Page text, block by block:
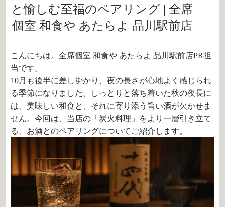
と愉しむ至福のペアリング | 全席
個室 和食や あたらよ 品川駅前店
こんにちは。全席個室 和食や あたらよ 品川駅前店PR担
当です。
10月も後半に差し掛かり、夜の長さが心地よく感じられ
る季節になりました。しっとりと落ち着いた秋の夜長に
は、美味しい和食と、それに寄り添う旨い酒が欠かせま
せん。今回は、当店の「炭火料理」をより一層引き立て
る、お酒とのペアリングについてご紹介します。